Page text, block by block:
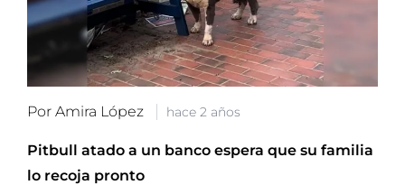
Por Amira López hace 2 años
Pitbull atado a un banco espera que su familia
lo recoja pronto